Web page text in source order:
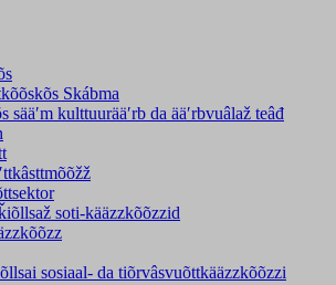
Skábma
sääʹm kulttuurääʹrb da ääʹrbvuâlaž teâđ
soti-kääzzkõõzzid
sosiaal- da tiõrvâsvuõttkääzzkõõzzi